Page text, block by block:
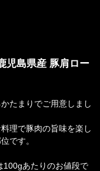
児島県産 豚肩ロー
たまりでご用意しまし
理で豚肉の旨味を楽し
です。
100gあたりのお値段で